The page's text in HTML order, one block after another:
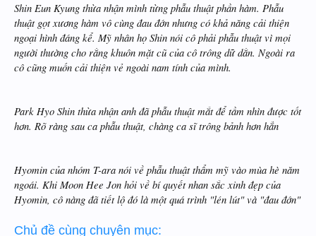
Shin Eun Kyung thừa nhận mình từng phẫu thuật phần hàm. Phẫu
thuật gọt xương hàm vô cùng đau đớn nhưng có khả năng cải thiện
ngoại hình đáng kể. Mỹ nhân họ Shin nói cô phải phẫu thuật vì mọi
người thường cho rằng khuôn mặt cũ của cô trông dữ dằn. Ngoài ra
cô cũng muốn cải thiện vẻ ngoài nam tính của mình.
Park Hyo Shin thừa nhận anh đã phẫu thuật mắt để tầm nhìn được tốt
hơn. Rõ ràng sau ca phẫu thuật, chàng ca sĩ trông bảnh hơn hẳn
Hyomin của nhóm T-ara nói về phẫu thuật thẩm mỹ vào mùa hè năm
ngoái. Khi Moon Hee Jon hỏi về bí quyết nhan sắc xinh đẹp của
Hyomin, cô nàng đã tiết lộ đó là một quá trình "lén lút" và "đau đớn"
Chủ đề cùng chuyên mục: